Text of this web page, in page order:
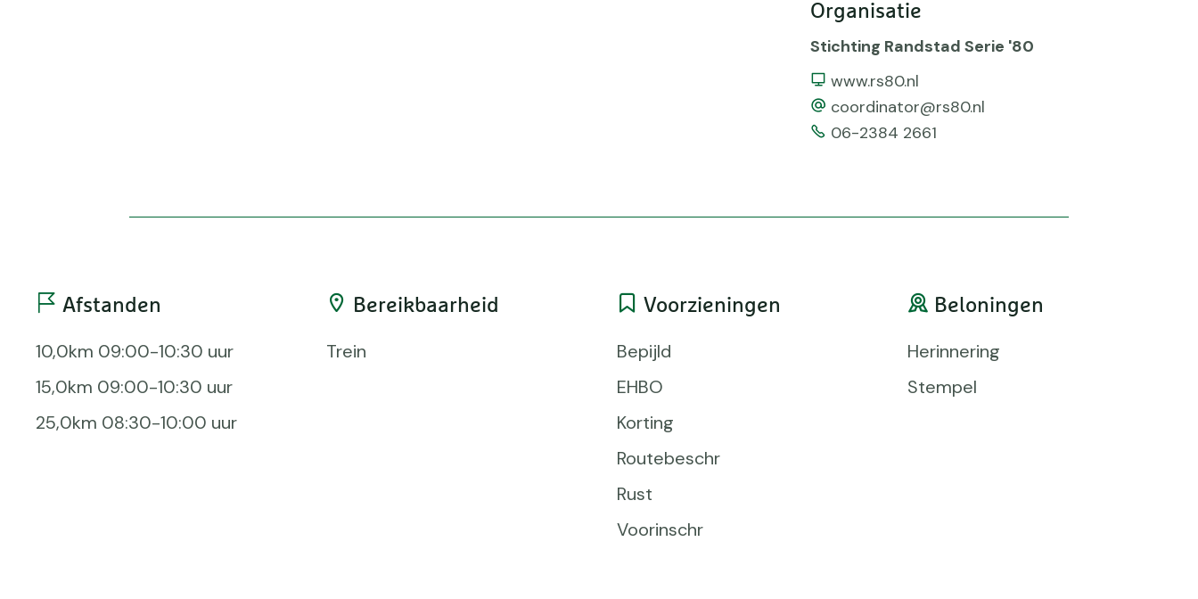
Organisatie
Stichting Randstad Serie '80
Website
www.rs80.nl
emailcoordinator@rs80.nl
Telefoonnummer
06-2384 2661
Afstanden
10,0km 09:00-10:30 uur
15,0km 09:00-10:30 uur
25,0km 08:30-10:00 uur
Bereikbaarheid
Trein
Voorzieningen
Bepijld
EHBO
Korting
Routebeschr
Rust
Voorinschr
Beloningen
Herinnering
Stempel